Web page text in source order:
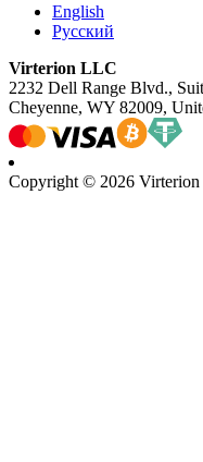
English
Русский
Virterion LLC
2232 Dell Range Blvd.,
Cheyenne, WY 82009,
Copyright © 2026